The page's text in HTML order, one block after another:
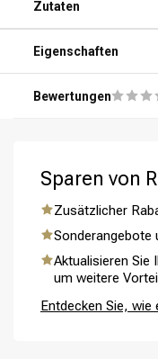
Umformung
Schritt 2: Trage eine
deine Handflächen
Schritt 3: Verteile
Schritt 4: Lasse das
Schritt 5: Spüle dein
Zutaten
Eigenschaften
Bewertungen
Sparen von
Zusätzlicher
Sonderangebote
Aktualisieren Sie
um weitere
Entdecken Sie,